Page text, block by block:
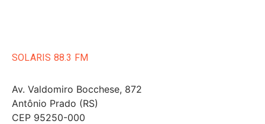
SOLARIS 88.3 FM
Av. Valdomiro Bocchese, 872
Antônio Prado (RS)
CEP 95250-000